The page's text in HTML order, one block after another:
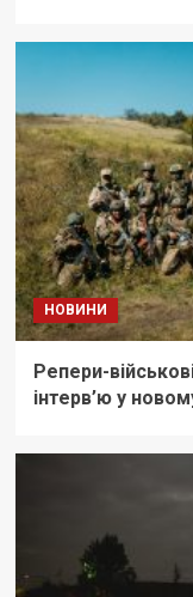
НОВИНИ
Репери-
інтерв’ю у